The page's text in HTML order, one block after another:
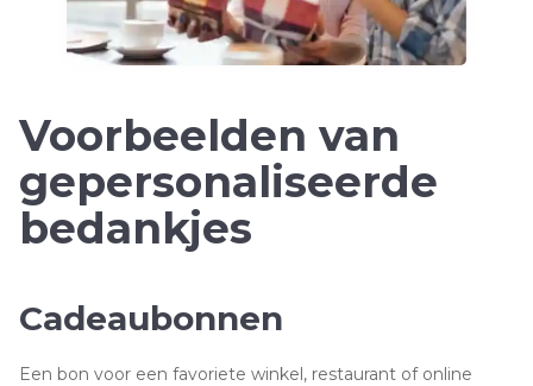
Voorbeelden van
gepersonaliseerde
bedankjes
Cadeaubonnen
Een bon voor een favoriete winkel, restaurant of online